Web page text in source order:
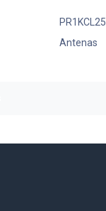
PR1KCL25
Antenas